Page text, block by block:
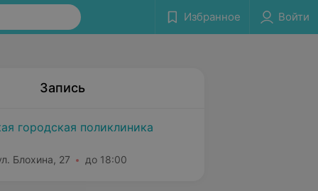
Избранное Войти
Запись
городская поликлиника
Блохина, 27 до 18:00